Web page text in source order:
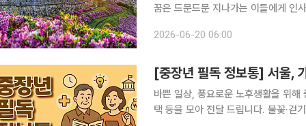
꿈은 드문드문 지나가는 이들에게 인
절을 만난다. “과인은 사도세자
2026-06-20 06:00
[중장년 필독 정보통] 서울,
바쁜 일상, 풍요로운 노후생활을 위
택 등을 모아 전달 드립니다. 불꽃·걷기·역사…주말 서울, 가을축제 ‘풍성’ 가을 정취가 짙어지는 이